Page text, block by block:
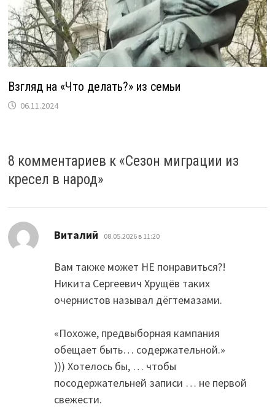
Взгляд на «Что делать?» из семьи
06.11.2024
8 комментариев к «Сезон миграции из
кресел в народ»
Виталий 08.05.2026 в 11:20
Вам также может НЕ понравиться?!
Никита Сергеевич Хрущёв таких
очернистов называл дёгтемазами.
«Похоже, предвыборная кампания
обещает быть… содержательной.»
))) Хотелось бы, … чтобы
посодержательней записи … не первой
свежести.